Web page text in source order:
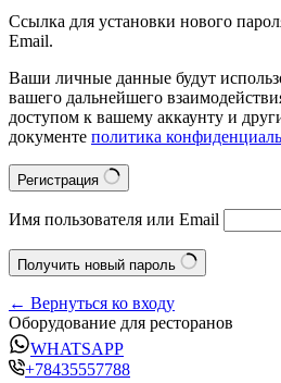
Ссылка для установки нового
Email.
Ваши личные данные будут
вашего дальнейшего
доступом к вашему аккаунту и
документе политика
Регистрация
Имя пользователя или Email
Получить новый пароль
← Вернуться ко входу
Оборудование для ресторанов
WHATSAPP
+78435557788